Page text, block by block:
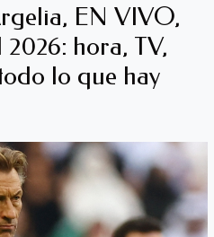
EN VIVO,
hora, TV,
lo que hay